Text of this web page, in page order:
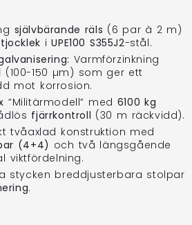
självbärande räls (6 par à 2 m)
iUPE100 S355J2-stål.
Varmförzinkning
(100-150 µm) som ger ett
mot korrosion.
”Militärmodell” med 6100 kg
fjärrkontroll (30 m räckvidd).
tvåaxlad konstruktion med
(4+4) och två längsgående
viktfördelning.
stycken breddjusterbara stolpar
.